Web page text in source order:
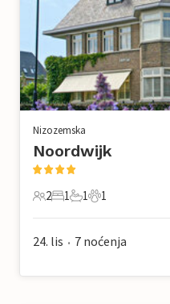
Nizozemska
Noordwijk
2 Gosti
2
1 Spavaća soba
1
1 Kupaonica
1
1 Kućni ljubimac
1
24. lis • 7 noćenja